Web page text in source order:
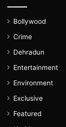
Bollywood
Crime
Dehradun
Entertainment
Environment
Exclusive
Featured